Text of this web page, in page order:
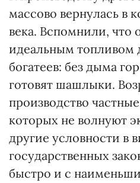
массово вернулась в
века. Вспомнили, что
идеальным топливом
богатеев: без дыма
готовят шашлыки.
производство
которых не волнуют
другие условности в
государственных
быстро и с